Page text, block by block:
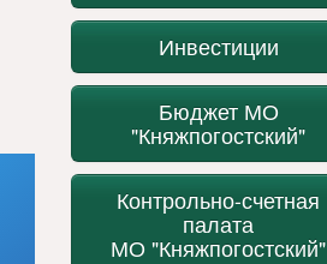
Инвестиции
Бюджет МО
"Княжпогостский"
Контрольно-счетная
палата
МО "Княжпогостский"